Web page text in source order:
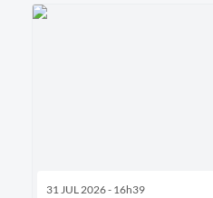
31 JUL 2026 - 16h39